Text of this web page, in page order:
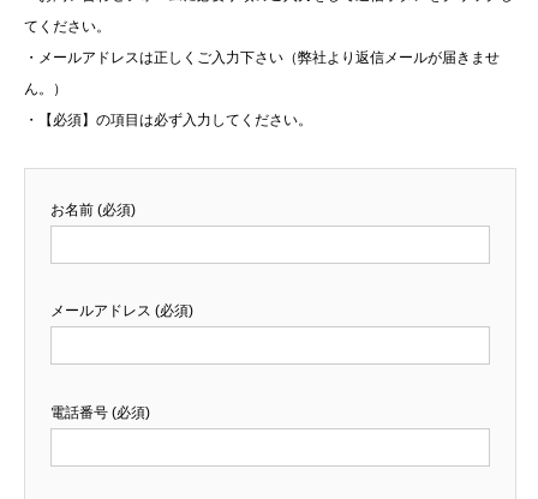
てください。
・メールアドレスは正しくご入力下さい（弊社より返信メールが届きませ
ん。）
・【必須】の項目は必ず入力してください。
お名前 (必須)
メールアドレス (必須)
電話番号 (必須)